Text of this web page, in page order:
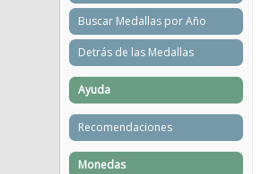
Buscar Medallas por Año
Detrás de las Medallas
Ayuda
Recomendaciones
Monedas